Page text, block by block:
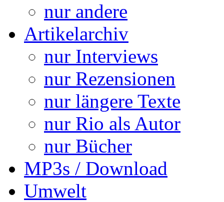
nur andere
Artikelarchiv
nur Interviews
nur Rezensionen
nur längere Texte
nur Rio als Autor
nur Bücher
MP3s / Download
Umwelt